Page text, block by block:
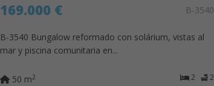
169.000 € B-3540
B-3540 Bungalow reformado con solárium, vistas al
mar y piscina comunitaria en...
2 2
50 m2